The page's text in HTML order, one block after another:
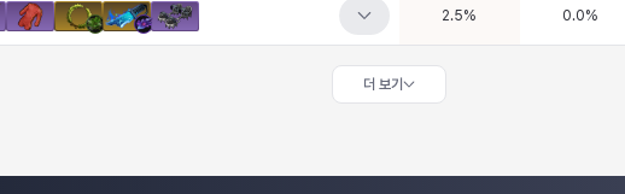
2.5% 0.0%
더 보기